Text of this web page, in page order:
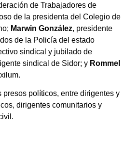
de Trabajadores de
de la presidenta del Colegio de
Marwin González, presidente
de la Policía del estado
sindical y jubilado de
sindical de Sidor; y Rommel
presos políticos, entre dirigentes y
dirigentes comunitarios y